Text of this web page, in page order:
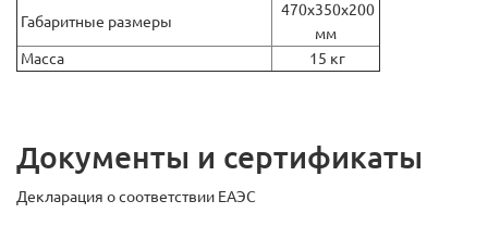
Габаритные размеры
470х350х200
мм
Масса
15 кг
Документы и сертификаты
Декларация о соответствии ЕАЭС